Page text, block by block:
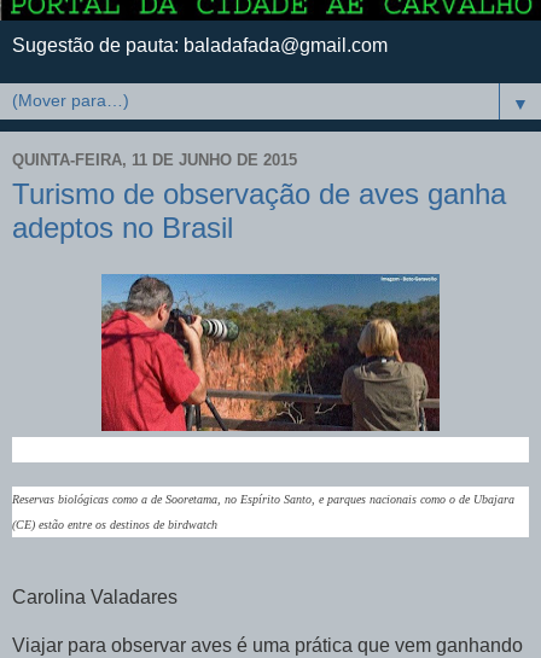
Sugestão de pauta: baladafada@gmail.com
▼
QUINTA-FEIRA, 11 DE JUNHO DE 2015
Turismo de observação de aves ganha
adeptos no Brasil
Reservas biológicas como a de Sooretama, no Espírito Santo, e parques nacionais como o de Ubajara
(CE) estão entre os destinos de birdwatch
Carolina Valadares
Viajar para observar aves é uma prática que vem ganhando